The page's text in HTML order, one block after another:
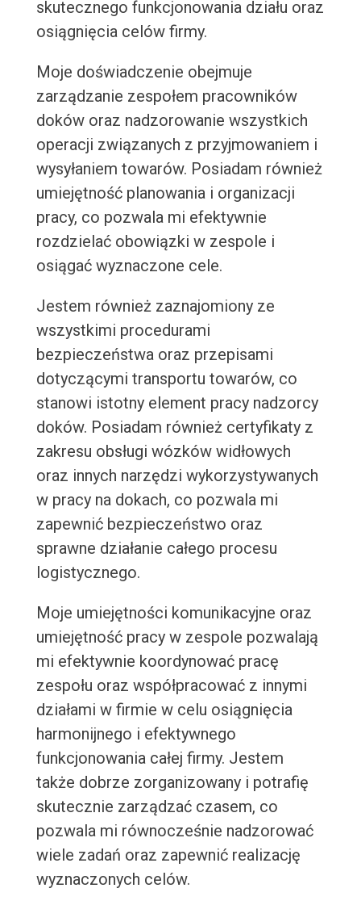
skutecznego funkcjonowania działu oraz
osiągnięcia celów firmy.
Moje doświadczenie obejmuje
zarządzanie zespołem pracowników
doków oraz nadzorowanie wszystkich
operacji związanych z przyjmowaniem i
wysyłaniem towarów. Posiadam również
umiejętność planowania i organizacji
pracy, co pozwala mi efektywnie
rozdzielać obowiązki w zespole i
osiągać wyznaczone cele.
Jestem również zaznajomiony ze
wszystkimi procedurami
bezpieczeństwa oraz przepisami
dotyczącymi transportu towarów, co
stanowi istotny element pracy nadzorcy
doków. Posiadam również certyfikaty z
zakresu obsługi wózków widłowych
oraz innych narzędzi wykorzystywanych
w pracy na dokach, co pozwala mi
zapewnić bezpieczeństwo oraz
sprawne działanie całego procesu
logistycznego.
Moje umiejętności komunikacyjne oraz
umiejętność pracy w zespole pozwalają
mi efektywnie koordynować pracę
zespołu oraz współpracować z innymi
działami w firmie w celu osiągnięcia
harmonijnego i efektywnego
funkcjonowania całej firmy. Jestem
także dobrze zorganizowany i potrafię
skutecznie zarządzać czasem, co
pozwala mi równocześnie nadzorować
wiele zadań oraz zapewnić realizację
wyznaczonych celów.